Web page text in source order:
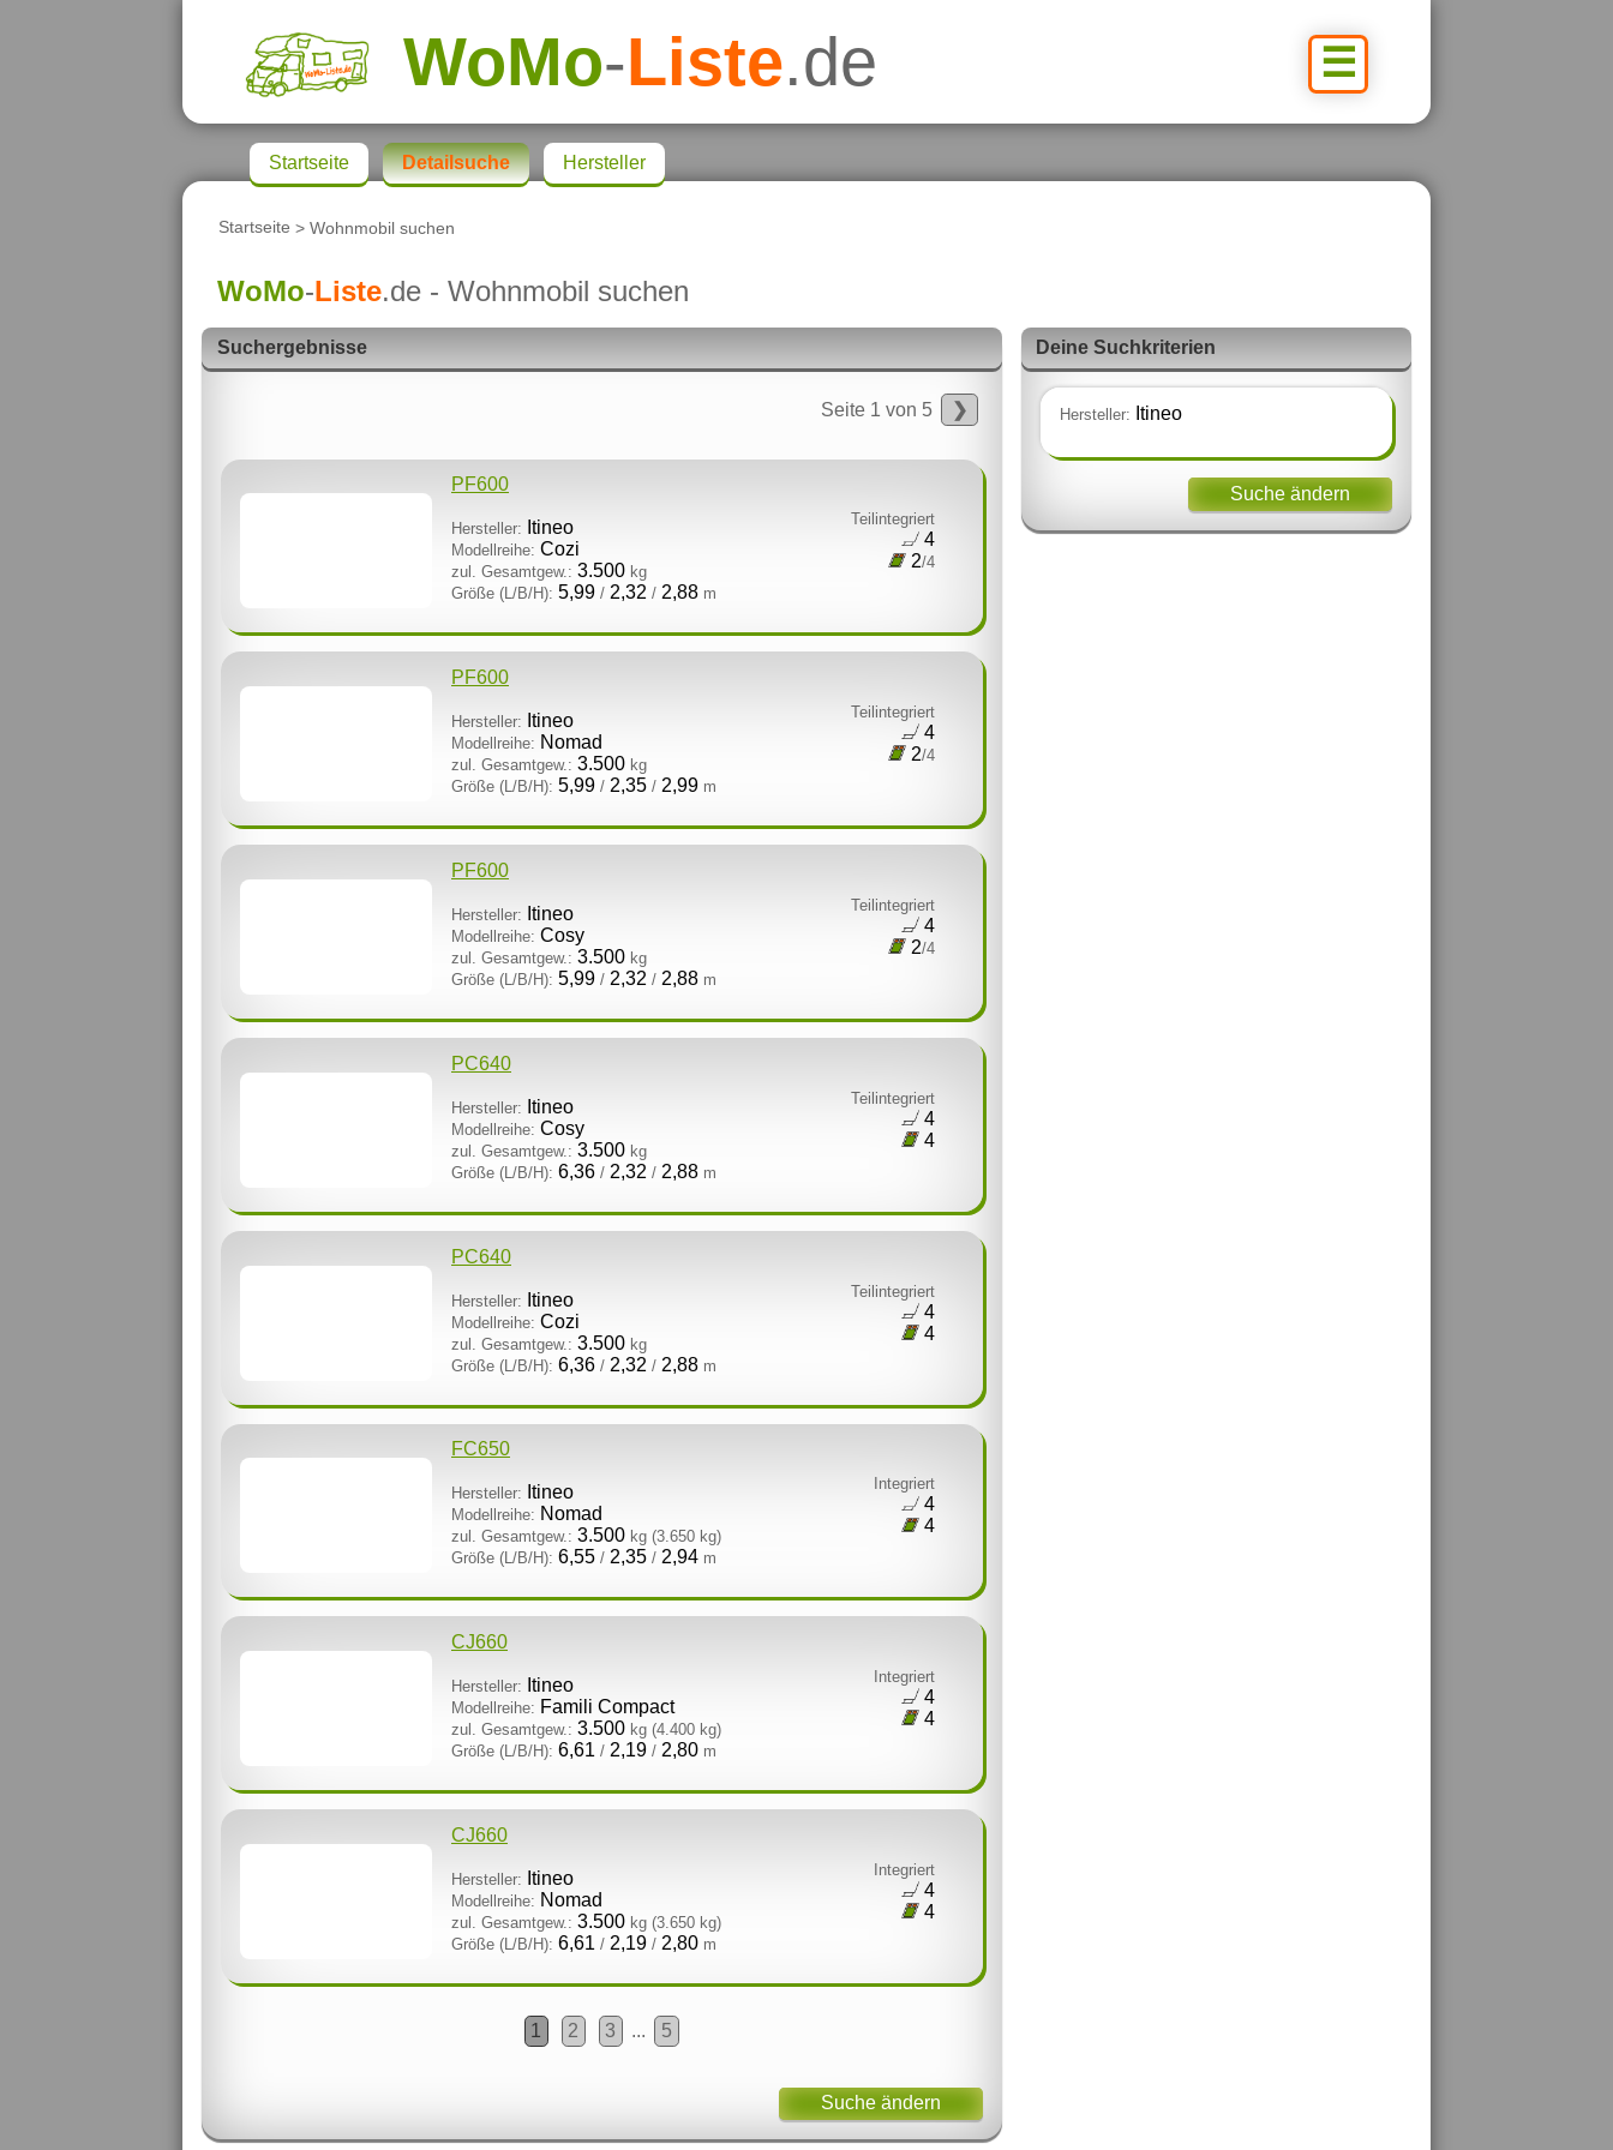
☰
WoMo-Liste.de
Startseite > Wohnmobil suchen
WoMo-Liste.de - Wohnmobil suchen
Suchergebnisse
Seite 1 von 5 ❯
PF600
Hersteller: Itineo
Modellreihe: Cozi
zul. Gesamtgew.: 3.500 kg
Größe (L/B/H): 5,99 / 2,32 / 2,88 m
Teilintegriert
4
2/4
PF600
Hersteller: Itineo
Modellreihe: Nomad
zul. Gesamtgew.: 3.500 kg
Größe (L/B/H): 5,99 / 2,35 / 2,99 m
Teilintegriert
4
2/4
PF600
Hersteller: Itineo
Modellreihe: Cosy
zul. Gesamtgew.: 3.500 kg
Größe (L/B/H): 5,99 / 2,32 / 2,88 m
Teilintegriert
4
2/4
PC640
Hersteller: Itineo
Modellreihe: Cosy
zul. Gesamtgew.: 3.500 kg
Größe (L/B/H): 6,36 / 2,32 / 2,88 m
Teilintegriert
4
4
PC640
Hersteller: Itineo
Modellreihe: Cozi
zul. Gesamtgew.: 3.500 kg
Größe (L/B/H): 6,36 / 2,32 / 2,88 m
Teilintegriert
4
4
FC650
Hersteller: Itineo
Modellreihe: Nomad
zul. Gesamtgew.: 3.500 kg (3.650 kg)
Größe (L/B/H): 6,55 / 2,35 / 2,94 m
Integriert
4
4
CJ660
Hersteller: Itineo
Modellreihe: Famili Compact
zul. Gesamtgew.: 3.500 kg (4.400 kg)
Größe (L/B/H): 6,61 / 2,19 / 2,80 m
Integriert
4
4
CJ660
Hersteller: Itineo
Modellreihe: Nomad
zul. Gesamtgew.: 3.500 kg (3.650 kg)
Größe (L/B/H): 6,61 / 2,19 / 2,80 m
Integriert
4
4
1 2 3 ... 5
Suche ändern
Deine Suchkriterien
Hersteller: Itineo
Suche ändern
Startseite Detailsuche Hersteller